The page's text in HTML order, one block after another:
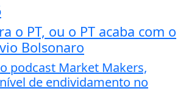
o PT, ou o PT acaba com o
Bolsonaro
podcast Market Makers,
de endividamento no